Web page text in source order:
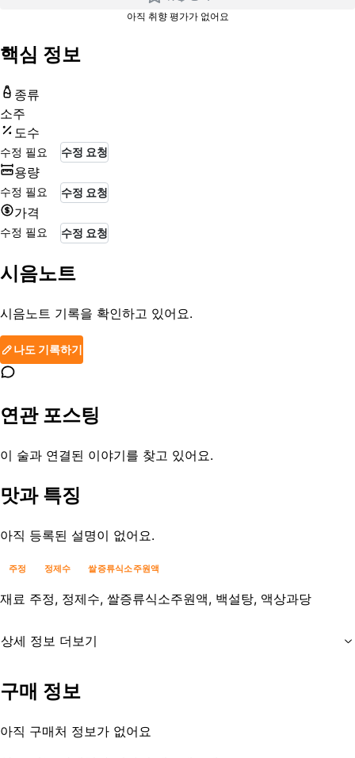
아직 취향 평가가 없어요
핵심 정보
종류
소주
도수
수정 필요 수정 요청
용량
수정 필요 수정 요청
가격
수정 필요 수정 요청
시음노트
시음노트 기록을 확인하고 있어요.
나도 기록하기
연관 포스팅
이 술과 연결된 이야기를 찾고 있어요.
맛과 특징
아직 등록된 설명이 없어요.
주정 정제수 쌀증류식소주원액
재료 주정, 정제수, 쌀증류식소주원액, 백설탕, 액상과당
상세 정보 더보기
등록일
구매 정보
아직 구매처 정보가 없어요